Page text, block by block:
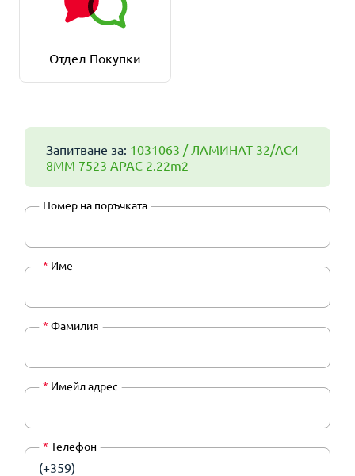
Отдел Покупки
Запитване за: 1031063 / ЛАМИНАТ 32/AC4
8ММ 7523 АРАС 2.22m2
Номер на поръчката
* Име
* Фамилия
* Имейл адрес
* Телефон
(+359)